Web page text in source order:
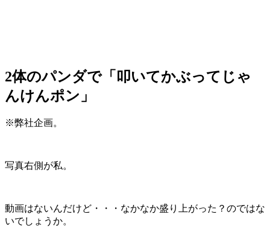
2体のパンダで「叩いてかぶってじゃ
んけんポン」
※弊社企画。
写真右側が私。
動画はないんだけど・・・なかなか盛り上がった？のではな
いでしょうか。